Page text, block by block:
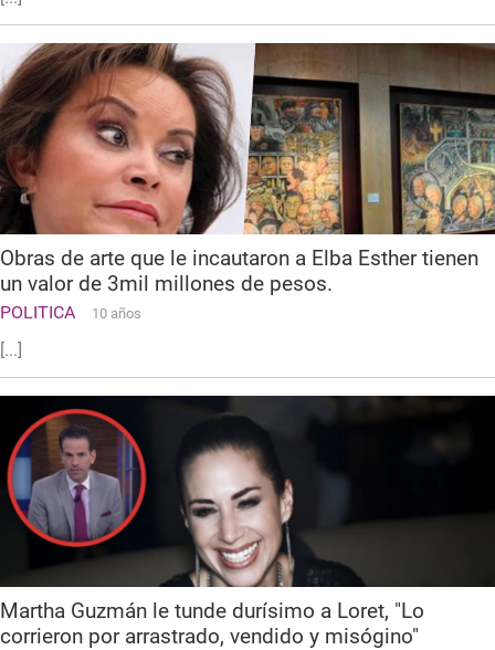
Obras de arte que le incautaron a Elba Esther tienen
un valor de 3mil millones de pesos.
POLITICA 10 años
[...]
Martha Guzmán le tunde durísimo a Loret, "Lo
corrieron por arrastrado, vendido y misógino"